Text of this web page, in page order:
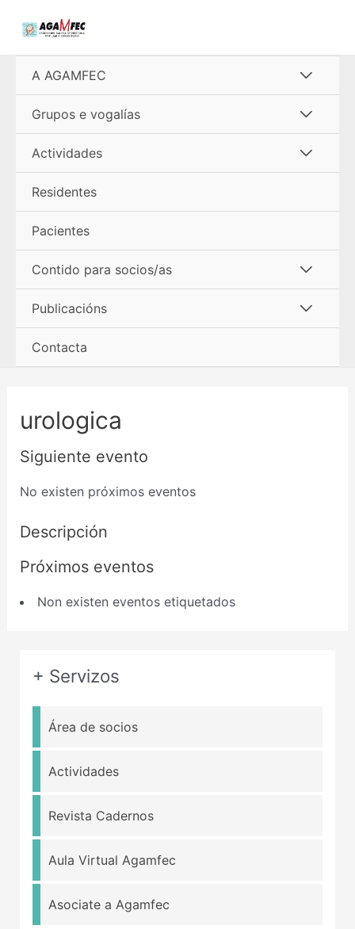
A AGAMFEC
menú
Grupos e vogalías
menú
Actividades
Residentes
Pacientes
Contido para socios/as
menú
Publicacións
Contacta
urologica
Siguiente evento
No existen próximos eventos
Descripción
Próximos eventos
Non existen eventos etiquetados
+ Servizos
Área de socios
Actividades
Revista Cadernos
Aula Virtual Agamfec
Asociate a Agamfec